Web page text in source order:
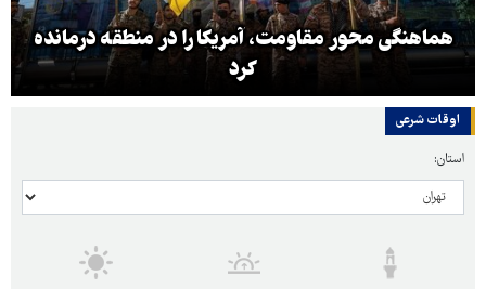
هماهنگی محور مقاومت، آمریکا را در منطقه درمانده
کرد
اوقات شرعی
استان: